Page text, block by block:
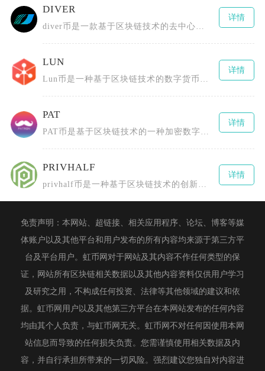
DIVER
diver币是一款基于区块链技术的去中心化数字货币，为用户提供安全、高效且低成本的数字资产
详情
LUN
详情
PAT
详情
PRIVHALF
详情
免责声明：本网站、超链接、相关应用程序、论坛、博客等媒
体账户以及其他平台和用户发布的所有内容均来源于第三方平
台及平台用户。虹币网对于网站及其内容不作任何类型的保
证，网站所有区块链相关数据以及其他内容资料仅供用户学习
及研究之用，不构成任何投资、法律等其他领域的建议和依
据。虹币网用户以及其他第三方平台在本网站发布的任何内容
均由其个人负责，与虹币网无关。虹币网不对任何因使用本网
站信息而导致的任何损失负责。您需谨慎使用相关数据及内
容，并自行承担所带来的一切风险。强烈建议您独自对内容进